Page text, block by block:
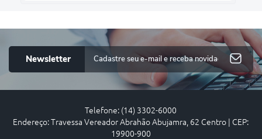
Newsletter
Telefone: (14) 3302-6000
Endereço: Travessa Vereador Abrahão Abujamra, 62 Centro | CEP:
19900-900